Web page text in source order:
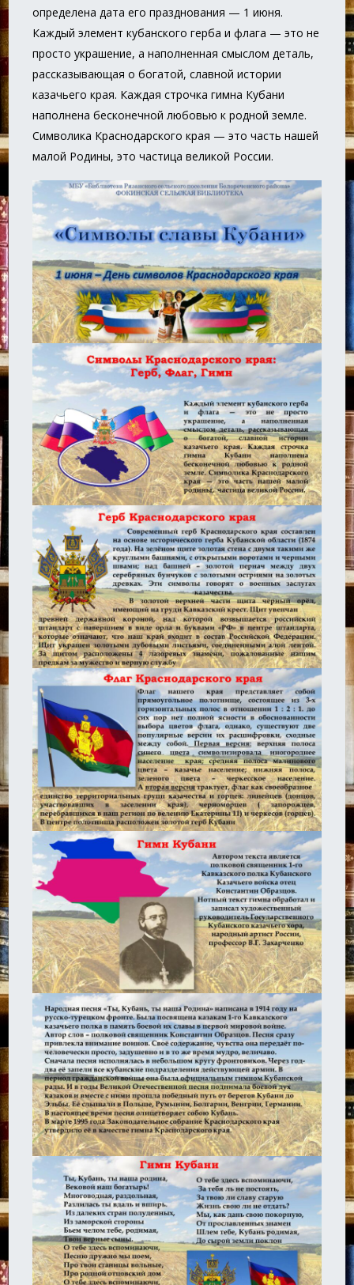
определена дата его празднования — 1 июня.
Каждый элемент кубанского герба и флага — это не
просто украшение, а наполненная смыслом деталь,
рассказывающая о богатой, славной истории
казачьего края. Каждая строчка гимна Кубани
наполнена бесконечной любовью к родной земле.
Символика Краснодарского края — это часть нашей
малой Родины, это частица великой России.